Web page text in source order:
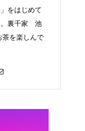
をはじめて
。裏千家 池
茶を楽しんで